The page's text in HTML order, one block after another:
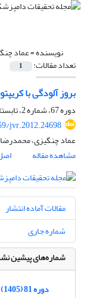
نویسنده =عماد
تعداد مقالات: 1
بروز آلودگی با
دوره 67، شماره 2، تابستان 1391، صفحه
jvr.2012.24698
عماد چنگیزی،
مشاهده مقاله
مقالات آماده انتشار
شماره جاری
شماره‌های پیشین
دوره 81 (1405)